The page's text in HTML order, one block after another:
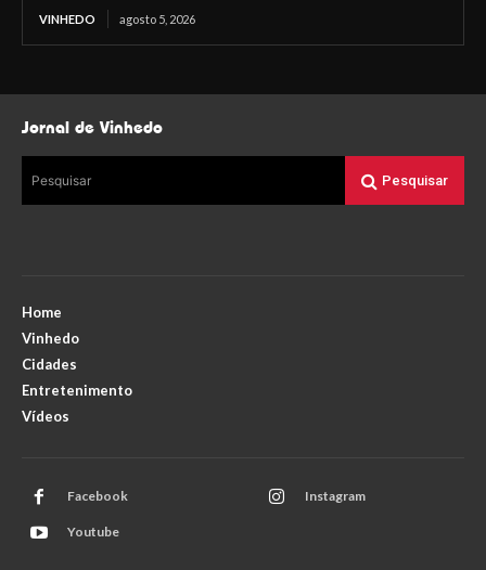
VINHEDO agosto 5, 2026
Jornal de Vinhedo
Pesquisar Pesquisar
Home
Vinhedo
Cidades
Entretenimento
Vídeos
Facebook Instagram
Youtube